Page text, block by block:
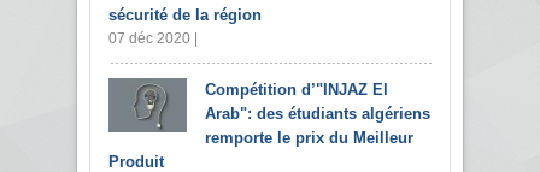
sécurité de la région
07 déc 2020 |
Compétition d’"INJAZ El
Arab": des étudiants algériens
remporte le prix du Meilleur
Produit